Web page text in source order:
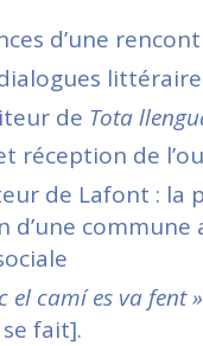
d’une
de Tota
réception de
de Lafont : la
d’une
el camí es va fent »
fait].